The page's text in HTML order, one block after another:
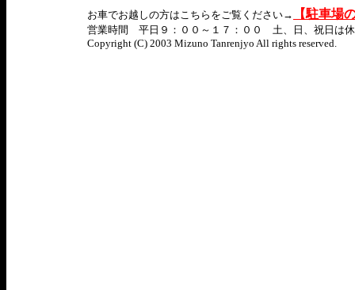
お車でお越しの方はこちらをご覧ください→ 【駐車場
営業時間 平日９：００～１７：００ 土、日、祝日は休
Copyright (C) 2003 Mizuno Tanrenjyo All rights reserved.